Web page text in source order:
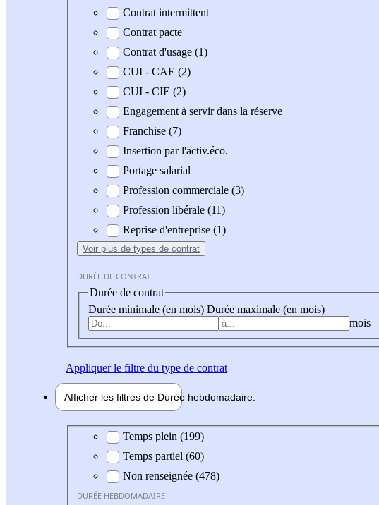
Contrat intermittent
Contrat pacte
Contrat d'usage (1)
CUI - CAE (2)
CUI - CIE (2)
Engagement à servir dans la réserve
Franchise (7)
Insertion par l'activ.éco.
Portage salarial
Profession commerciale (3)
Profession libérale (11)
Reprise d'entreprise (1)
Voir plus de types de contrat
DURÉE DE CONTRAT
Durée de contrat
Durée minimale (en mois) Durée maximale (en mois)
mois
Appliquerle filtre du type de contrat
Afficher les filtres de Durée hebdomadaire
Durée hebdomadaire
Temps plein (199)
Temps partiel (60)
Non renseignée (478)
DURÉE HEBDOMADAIRE